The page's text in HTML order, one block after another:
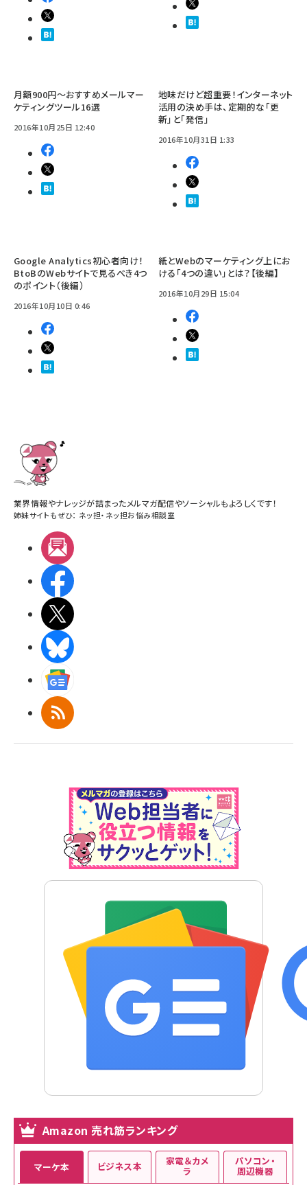
月額900円～おすすめメールマー
ケティングツール16選
2016年10月25日 12:40
地味だけど超重要！インターネット
活用の決め手は、定期的な「更
新」と「発信」
2016年10月31日 1:33
Google Analytics初心者向け！
BtoBのWebサイトで見るべき4つ
のポイント（後編）
2016年10月10日 0:46
紙とWebのマーケティング上にお
ける「4つの違い」とは？【後編】
2016年10月29日 15:04
業界情報やナレッジが詰まったメルマガ配信やソーシャルもよろしくです！
姉妹サイトもぜひ： ネッ担・ ネッ担お悩み相談室
RSS
Amazon 売れ筋ランキング
マーケ本 ビジネス本 家電＆カメ
ラ
パソコン・
周辺機器